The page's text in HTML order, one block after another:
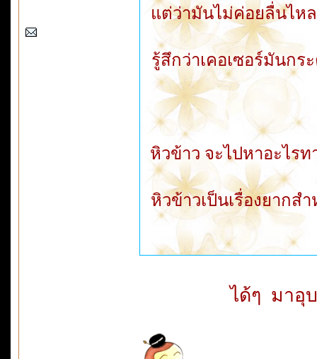
แต่ว่ามันไม่ค่อยลื่นไห
รู้สึกว่าเคอเซอร์มันก
หิวข้าว จะไปหาอะไร
หิวข้าวเป็นเรื่องยากส
ได้ๆ มาอุ